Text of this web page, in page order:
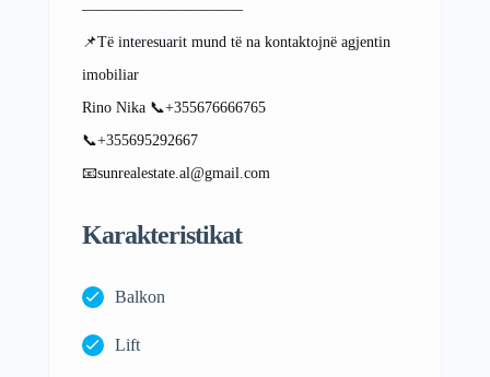
——————————–
📌Të interesuarit mund të na kontaktojnë agjentin
imobiliar
Rino Nika 📞+355676666765
📞+355695292667
📧sunrealestate.al@gmail.com
Karakteristikat
Balkon
Lift